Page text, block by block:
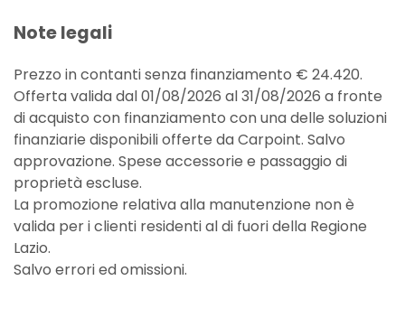
Note legali
Prezzo in contanti senza finanziamento € 24.420.
Offerta valida dal 01/08/2026 al 31/08/2026 a fronte
di acquisto con finanziamento con una delle soluzioni
finanziarie disponibili offerte da Carpoint. Salvo
approvazione. Spese accessorie e passaggio di
proprietà escluse.
La promozione relativa alla manutenzione non è
valida per i clienti residenti al di fuori della Regione
Lazio.
Salvo errori ed omissioni.